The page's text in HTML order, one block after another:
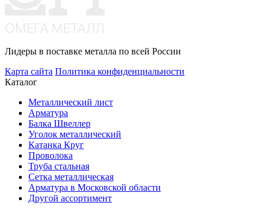
Лидеры в поставке металла по всей России
Карта сайта Политика конфиденциальности
Каталог
Металлический лист
Арматура
Балка Швеллер
Уголок металлический
Катанка Круг
Проволока
Труба стальная
Сетка металлическая
Арматура в Московской области
Другой ассортимент